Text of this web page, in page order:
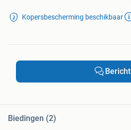
Kopersbescherming beschikbaar
Bericht
Biedingen (2)